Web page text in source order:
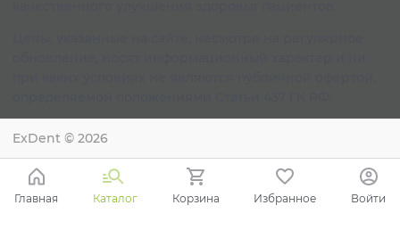
ExDent © 2026
Главная Каталог Корзина Избранное Войти